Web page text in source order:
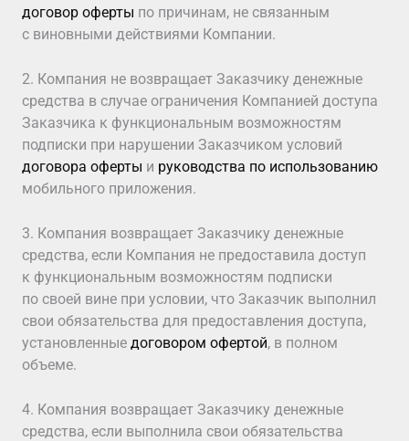
договор оферты по причинам, не связанным
с виновными действиями Компании.
2. Компания не возвращает Заказчику денежные
средства в случае ограничения Компанией доступа
Заказчика к функциональным возможностям
подписки при нарушении Заказчиком условий
договора оферты и руководства по использованию
мобильного приложения.
3. Компания возвращает Заказчику денежные
средства, если Компания не предоставила доступ
к функциональным возможностям подписки
по своей вине при условии, что Заказчик выполнил
свои обязательства для предоставления доступа,
установленные договором офертой, в полном
объеме.
4. Компания возвращает Заказчику денежные
средства, если выполнила свои обязательства